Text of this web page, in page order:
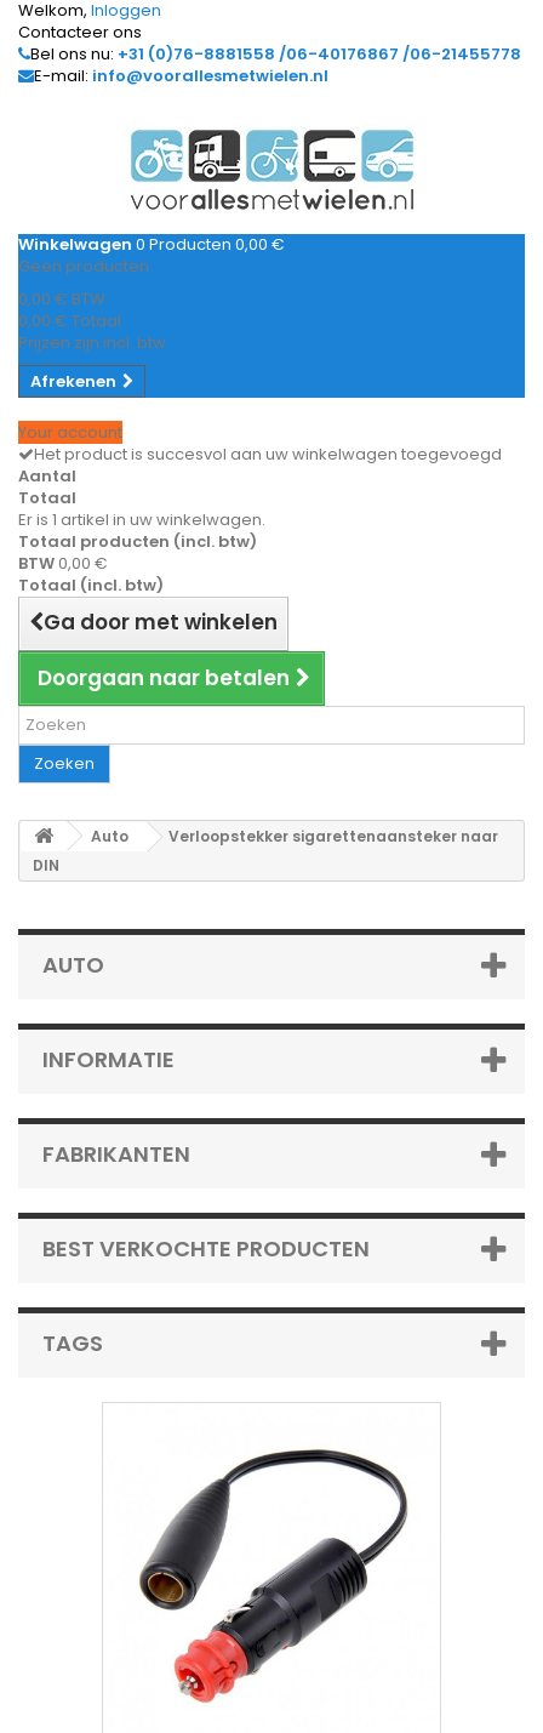
Welkom, Inloggen
Contacteer ons
Bel ons nu: +31 (0)76-8881558 /06-40176867 /06-21455778
E-mail: info@voorallesmetwielen.nl
Winkelwagen 0 Producten 0,00 €
Geen producten
0,00 € BTW
0,00 € Totaal
Prijzen zijn incl. btw
Afrekenen
Your account
Het product is succesvol aan uw winkelwagen toegevoegd
Aantal
Totaal
Er is 1 artikel in uw winkelwagen.
Totaal producten (incl. btw)
BTW 0,00 €
Totaal (incl. btw)
Ga door met winkelen
Doorgaan naar betalen
Zoeken
Auto
Verloopstekker sigarettenaansteker naar
DIN
AUTO
INFORMATIE
FABRIKANTEN
BEST VERKOCHTE PRODUCTEN
TAGS